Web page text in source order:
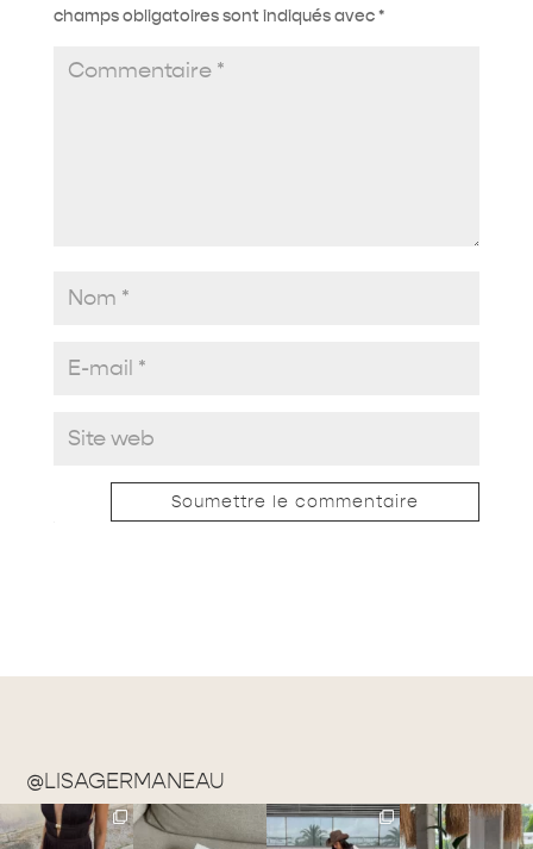
champs obligatoires sont indiqués avec*
Soumettre le commentaire
@LISAGERMANEAU